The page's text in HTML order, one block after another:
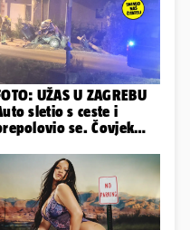
UŽAS U ZAGREBU
sletio s ceste i
se. Čovjek